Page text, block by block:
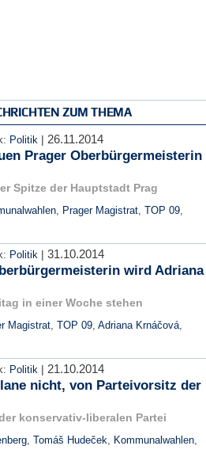
ZUM THEMA
Politik | 26.11.2014
Prager Oberbürgermeisterin
Spitze der Hauptstadt Prag
, Prager Magistrat, TOP 09,
Politik | 31.10.2014
wird Adriana
in einer Woche stehen
Magistrat, TOP 09, Adriana Krnáčová,
Politik | 21.10.2014
nicht, von Parteivorsitz der
konservativ-liberalen Partei
, Tomáš Hudeček Kommunalwahlen,